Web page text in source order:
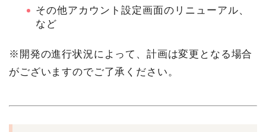
その他アカウント設定画面のリニューアル、
など
※開発の進行状況によって、計画は変更となる場合
がございますのでご了承ください。